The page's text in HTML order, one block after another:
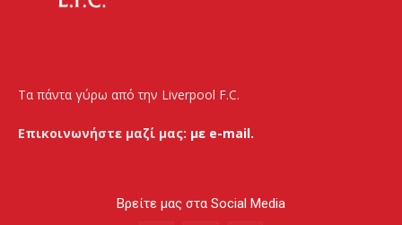
Τα πάντα γύρω από την Liverpool F.C.
Επικοινωνήστε μαζί μας: με e-mail.
Βρείτε μας στα Social Media